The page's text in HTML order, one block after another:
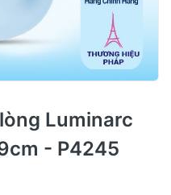
Luminarc
- P4245